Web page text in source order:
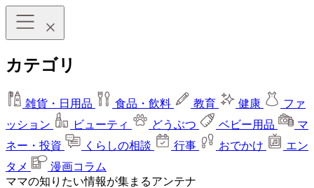
カテゴリ
雑貨・日用品 食品・飲料 教育 健康
ファ
ッション
ビューティ どうぶつ ベビー用品
マ
ネー・投資
くらしの相談 行事 おでかけ
エン
タメ
漫画コラム
ママの知りたい情報が集まるアンテナ